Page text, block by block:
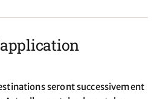
seront successivement